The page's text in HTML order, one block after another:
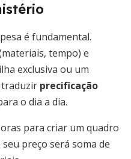
é fundamental.
tempo) e
exclusiva ou um
traduzir precificação
o dia a dia.
para criar um quadro
preço será soma de